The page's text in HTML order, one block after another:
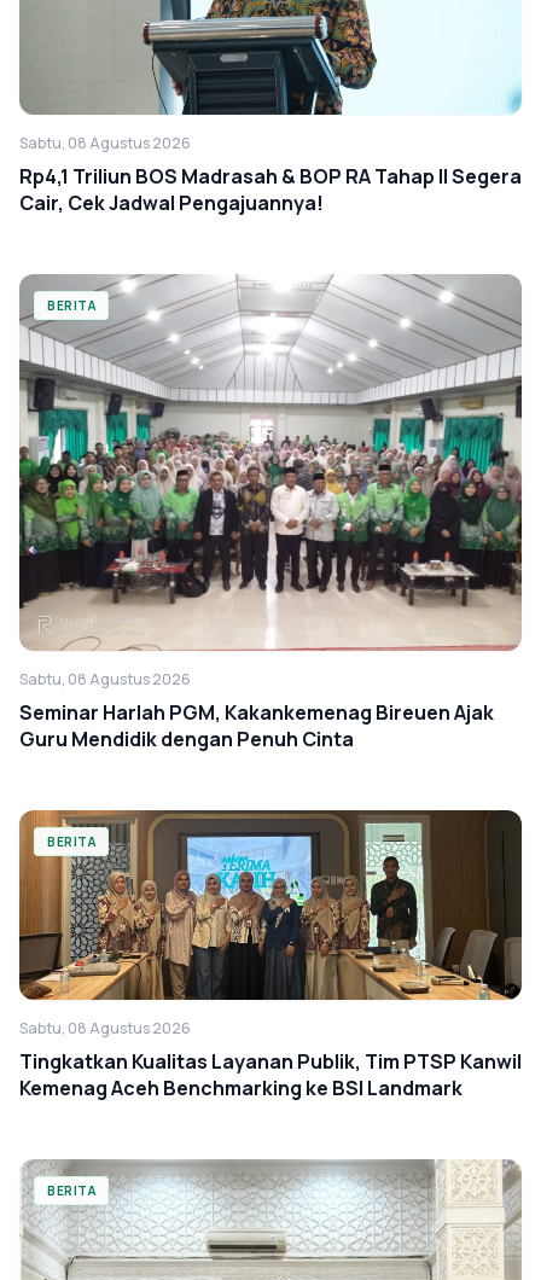
Sabtu, 08 Agustus 2026
Rp4,1 Triliun BOS Madrasah & BOP RA Tahap II Segera
Cair, Cek Jadwal Pengajuannya!
BERITA
Sabtu, 08 Agustus 2026
Seminar Harlah PGM, Kakankemenag Bireuen Ajak
Guru Mendidik dengan Penuh Cinta
BERITA
Sabtu, 08 Agustus 2026
Tingkatkan Kualitas Layanan Publik, Tim PTSP Kanwil
Kemenag Aceh Benchmarking ke BSI Landmark
BERITA